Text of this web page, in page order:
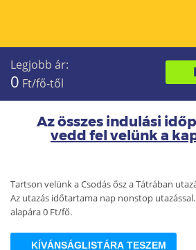
Legjobb ár:
0 Ft/fő-től
Az összes indulási
vedd fel velünk a
Tartson velünk a Csodás ősz a Tátrában utazásra! A kiutazás
Az utazás időtartama nap nonstop utazással. Az utazás legjobb
alapára 0 Ft/fő.
KÍVÁNSÁGLISTÁRA TESZEM